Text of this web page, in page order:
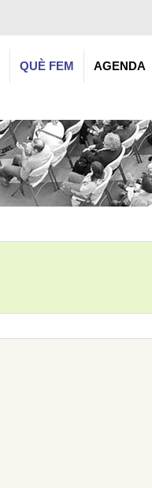
QUÈ FEM AGENDA